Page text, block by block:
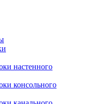
настенного
консольного